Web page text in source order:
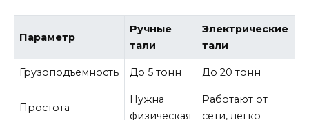
Параметр
Ручные
тали
Электрические
тали
Грузоподъемность До 5 тонн До 20 тонн
Простота
Нужна
физическая
Работают от
сети, легко